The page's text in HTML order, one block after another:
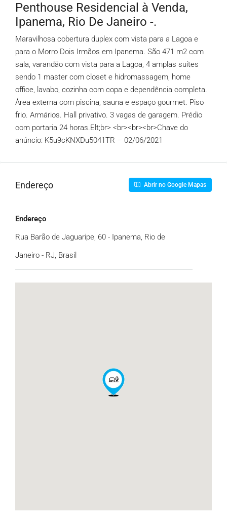
Penthouse Residencial à Venda,
Ipanema, Rio De Janeiro -.
Maravilhosa cobertura duplex com vista para a Lagoa e
para o Morro Dois Irmãos em Ipanema. São 471 m2 com
sala, varandão com vista para a Lagoa, 4 amplas suítes
sendo 1 master com closet e hidromassagem, home
office, lavabo, cozinha com copa e dependência completa.
Área externa com piscina, sauna e espaço gourmet. Piso
frio. Armários. Hall privativo. 3 vagas de garagem. Prédio
com portaria 24 horas.Elt;br> <br><br><br>Chave do
anúncio: K5u9cKNXDu5041TR – 02/06/2021
Endereço Abrir no Google Mapas
Endereço
Rua Barão de Jaguaripe, 60 - Ipanema, Rio de
Janeiro - RJ, Brasil